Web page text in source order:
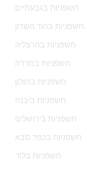
חשפניות בגבעתיים
חשפניות בהוד השרון
חשפניות בהרצליה
חשפניות בחדרה
חשפניות בחולון
חשפניות ביבנה
חשפניות בירושלים
חשפניות בכפר סבא
חשפניות בלוד